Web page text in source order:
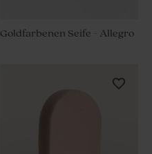
Goldfarbenen Seife - Allegro